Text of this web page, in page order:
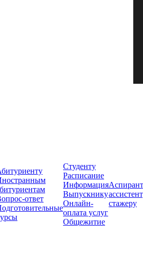
ответ
Студенту
Расписание
Информация
Выпускнику
Онлайн-
оплата услуг
Общежитие
стажеру